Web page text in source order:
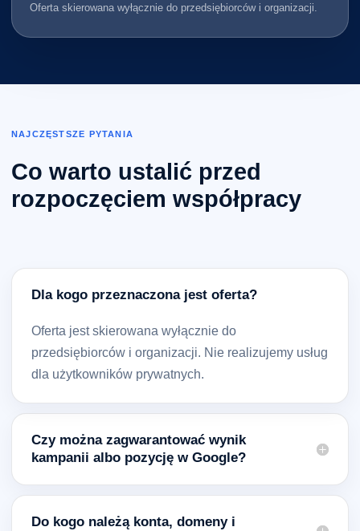
Oferta skierowana wyłącznie do przedsiębiorców i organizacji.
NAJCZĘSTSZE PYTANIA
Co warto ustalić przed
rozpoczęciem współpracy
Dla kogo przeznaczona jest oferta?
Oferta jest skierowana wyłącznie do
przedsiębiorców i organizacji. Nie realizujemy usług
dla użytkowników prywatnych.
Czy można zagwarantować wynik
kampanii albo pozycję w Google?
Do kogo należą konta, domeny i